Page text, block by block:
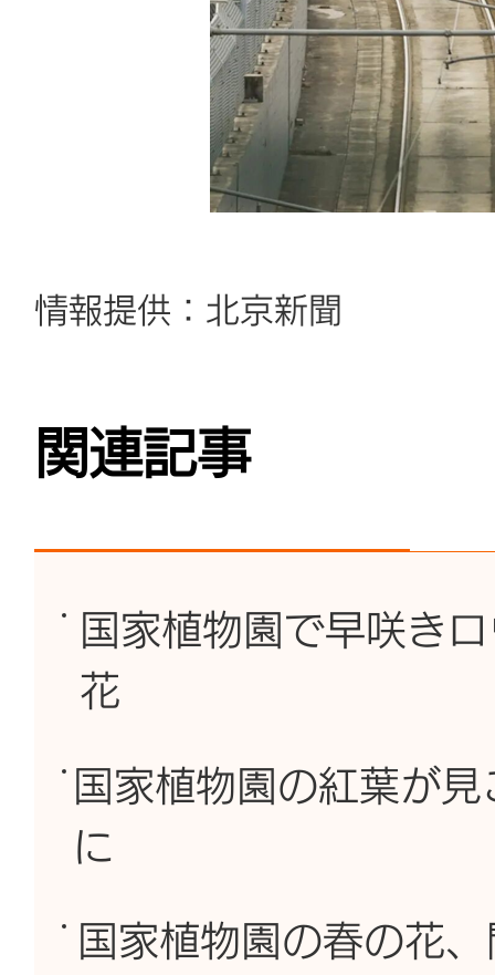
情報提供：北京新聞
関連記事
国家植物園で早咲き
花
国家植物園の紅葉が見
に
国家植物園の春の花